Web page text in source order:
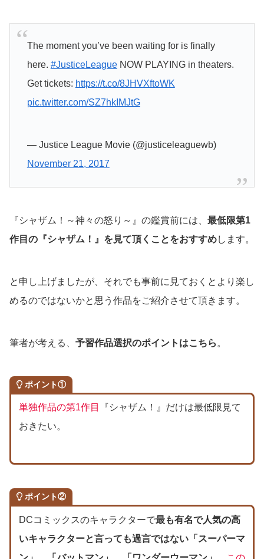
The moment you’ve been waiting for is finally
here. #JusticeLeagueNOW PLAYING in theaters.
Get tickets: https://t.co/8JHVXftoWK
pic.twitter.com/SZ7hkIMJtG
— Justice League Movie (@justiceleaguewb)
November 21, 2017
『シャザム！～神々の怒り～』の鑑賞前には、 最低限第1
作目の『シャザム！』を見て頂くことをおすすめします。
と申し上げましたが、それでも事前に見ておくとより楽し
めるのではないかと思う作品をご紹介させて頂きます。
筆者が考える、 予習作品選択のポイントはこちら 。
ポイント①
単独作品の第1作目
『シャザム！』だけは最低限見て
おきたい。
ポイント②
DCコミックスのキャラクターで最も有名で人気の高
いキャラクターと言っても過言ではない「スーパーマ